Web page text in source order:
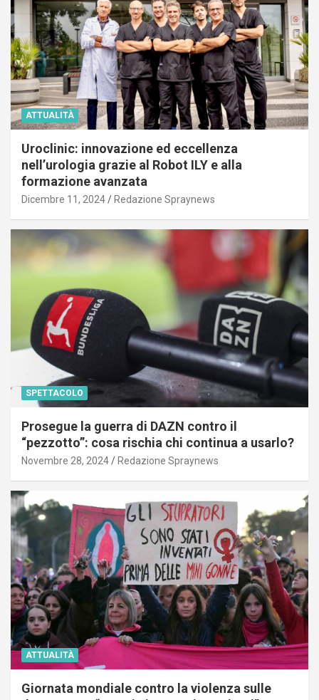
ATTUALITÀ
Uroclinic: innovazione ed eccellenza
nell’urologia grazie al Robot ILY e alla
formazione avanzata
Dicembre 11, 2024 Redazione Spraynews
SPETTACOLO
Prosegue la guerra di DAZN contro il
“pezzotto”: cosa rischia chi continua a usarlo?
Novembre 28, 2024 Redazione Spraynews
ATTUALITÀ
Giornata mondiale contro la violenza sulle